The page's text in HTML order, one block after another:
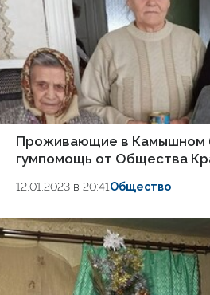
Проживающие в Камышном
гумпомощь от Общества
12.01.2023 в 20:41Общество